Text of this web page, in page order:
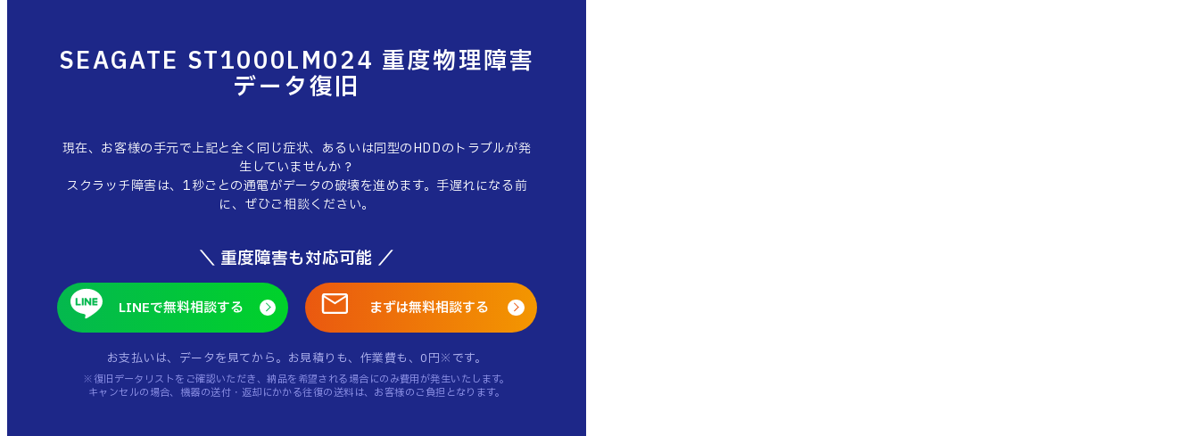
SEAGATE ST1000LM024 重度物理障害
データ復旧
現在、お客様の手元で上記と全く同じ症状、あるいは同型のHDDのトラブルが発
生していませんか？
スクラッチ障害は、1秒ごとの通電がデータの破壊を進めます。手遅れになる前
に、ぜひご相談ください。
＼ 重度障害も対応可能 ／
LINEで無料相談する まずは無料相談する
お支払いは、データを見てから。 お見積りも、作業費も、0円※です。
※復旧データリストをご確認いただき、納品を希望される場合にのみ費用が発生いたします。
キャンセルの場合、機器の送付・返却にかかる往復の送料は、お客様のご負担となります。